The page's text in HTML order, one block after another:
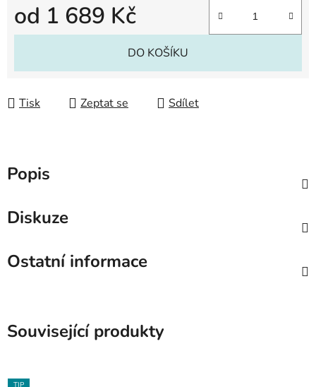
od 1 689 Kč
Měrná cena:
DO KOŠÍKU
Tisk Zeptat se Sdílet
Popis
Diskuze
Ostatní informace
Související produkty